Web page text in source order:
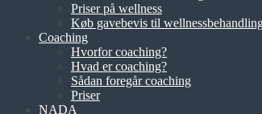
Priser på wellness
Køb gavebevis til
Coaching
Hvorfor coaching?
Hvad er coaching?
Sådan foregår coaching
Priser
NADA